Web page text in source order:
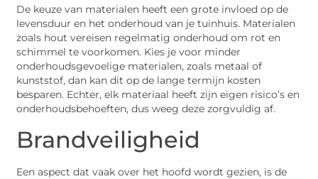
De keuze van materialen heeft een grote invloed op de
levensduur en het onderhoud van je tuinhuis. Materialen
zoals hout vereisen regelmatig onderhoud om rot en
schimmel te voorkomen. Kies je voor minder
onderhoudsgevoelige materialen, zoals metaal of
kunststof, dan kan dit op de lange termijn kosten
besparen. Echter, elk materiaal heeft zijn eigen risico’s en
onderhoudsbehoeften, dus weeg deze zorgvuldig af.
Brandveiligheid
Een aspect dat vaak over het hoofd wordt gezien, is de